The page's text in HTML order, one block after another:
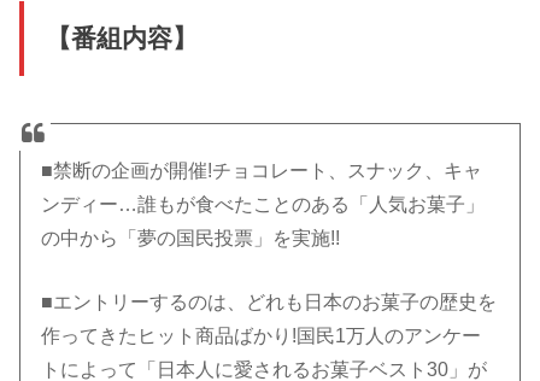
【番組内容】
■禁断の企画が開催!チョコレート、スナック、キャ
ンディー…誰もが食べたことのある「人気お菓子」
の中から「夢の国民投票」を実施!!
■エントリーするのは、どれも日本のお菓子の歴史を
作ってきたヒット商品ばかり!国民1万人のアンケー
トによって「日本人に愛されるお菓子ベスト30」が